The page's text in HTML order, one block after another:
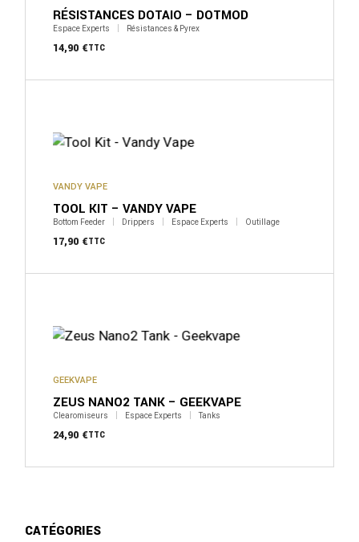
RÉSISTANCES DOTAIO – DOTMOD
Espace Experts Résistances & Pyrex
14,90 €TTC
VANDY VAPE
TOOL KIT – VANDY VAPE
Bottom Feeder Drippers Espace Experts Outillage
17,90 €TTC
GEEKVAPE
ZEUS NANO2 TANK – GEEKVAPE
Clearomiseurs Espace Experts Tanks
24,90 €TTC
CATÉGORIES